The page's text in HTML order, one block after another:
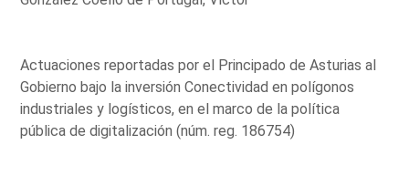
Actuaciones reportadas por el Principado de Asturias al
Gobierno bajo la inversión Conectividad en polígonos
industriales y logísticos, en el marco de la política
pública de digitalización (núm. reg. 186754)